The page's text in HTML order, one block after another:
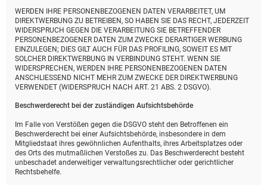
WERDEN IHRE PERSONENBEZOGENEN DATEN VERARBEITET, UM
DIREKTWERBUNG ZU BETREIBEN, SO HABEN SIE DAS RECHT, JEDERZEIT
WIDERSPRUCH GEGEN DIE VERARBEITUNG SIE BETREFFENDER
PERSONENBEZOGENER DATEN ZUM ZWECKE DERARTIGER WERBUNG
EINZULEGEN; DIES GILT AUCH FÜR DAS PROFILING, SOWEIT ES MIT
SOLCHER DIREKTWERBUNG IN VERBINDUNG STEHT. WENN SIE
WIDERSPRECHEN, WERDEN IHRE PERSONENBEZOGENEN DATEN
ANSCHLIESSEND NICHT MEHR ZUM ZWECKE DER DIREKTWERBUNG
VERWENDET (WIDERSPRUCH NACH ART. 21 ABS. 2 DSGVO).
Beschwerde­recht bei der zuständigen Aufsichts­behörde
Im Falle von Verstößen gegen die DSGVO steht den Betroffenen ein
Beschwerderecht bei einer Aufsichtsbehörde, insbesondere in dem
Mitgliedstaat ihres gewöhnlichen Aufenthalts, ihres Arbeitsplatzes oder
des Orts des mutmaßlichen Verstoßes zu. Das Beschwerderecht besteht
unbeschadet anderweitiger verwaltungsrechtlicher oder gerichtlicher
Rechtsbehelfe.